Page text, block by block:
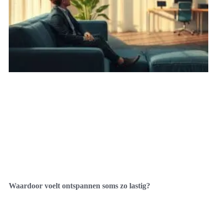
Waardoor voelt ontspannen soms zo lastig?